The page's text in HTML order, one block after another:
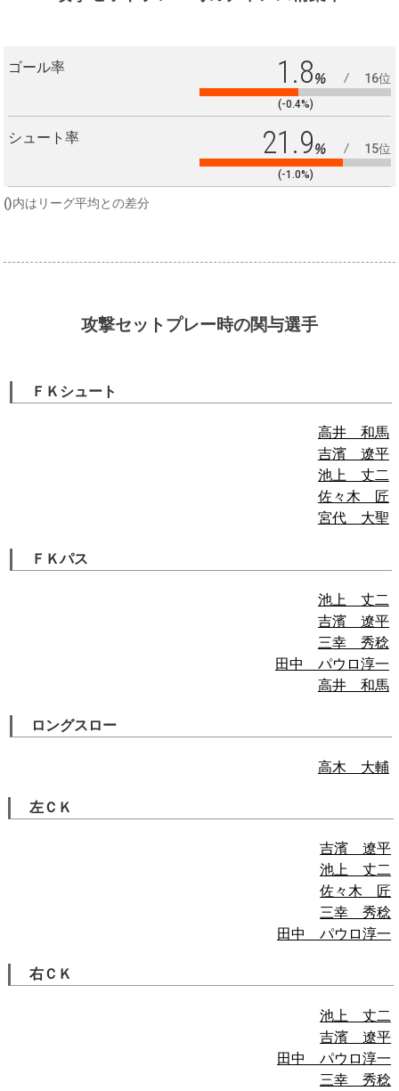
ゴール率 1.8% 16位
(-0.4%)
シュート率 21.9% 15位
(-1.0%)
()内はリーグ平均との差分
攻撃セットプレー時の関与選手
ＦＫシュート
高井 和馬
吉濱 遼平
池上 丈二
佐々木 匠
宮代 大聖
ＦＫパス
池上 丈二
吉濱 遼平
三幸 秀稔
田中 パウロ淳一
高井 和馬
ロングスロー
高木 大輔
左ＣＫ
吉濱 遼平
池上 丈二
佐々木 匠
三幸 秀稔
田中 パウロ淳一
右ＣＫ
池上 丈二
吉濱 遼平
田中 パウロ淳一
三幸 秀稔